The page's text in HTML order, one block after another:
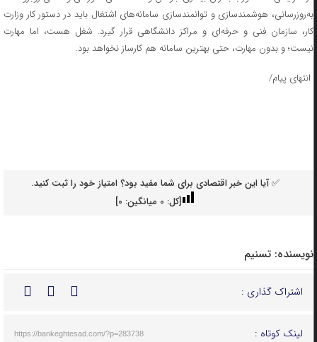
به‌روزرسانی، هوشمندسازی و توانمندسازی سامانه‌های اشتغال باید در دستور کار وزارت
کار، سازمان فنی و حرفه‌ای و مراکز دانشگاهی قرار گیرد. شغل هست، اما مهارت
نیست؛ و بدون مهارت، حتی بهترین سامانه هم کارساز نخواهد بود.
انتهای پیام/
✅ آیا این خبر اقتصادی برای شما مفید بود؟ امتیاز خود را ثبت کنید.
[کل: 0میانگین: 0
]
نویسنده: تسنیم
اشتراک گذاری :
لینک کوتاه : https://bankeghtesad.com/?p=283738